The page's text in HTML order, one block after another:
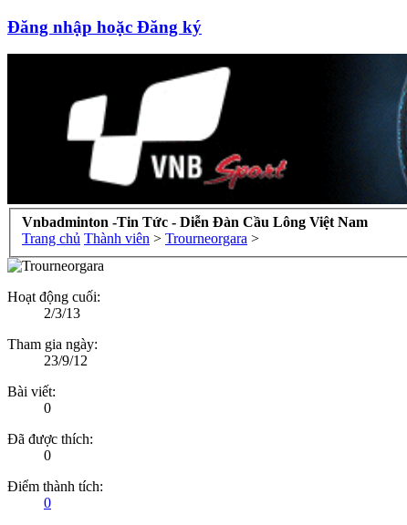
Đăng nhập hoặc Đăng ký
Vnbadminton -Tin Tức - Diễn Đàn Cầu Lông Việt Nam
Trang chủ Thành viên > Trourneorgara >
Hoạt động cuối:
2/3/13
Tham gia ngày:
23/9/12
Bài viết:
0
Đã được thích:
0
Điểm thành tích:
0